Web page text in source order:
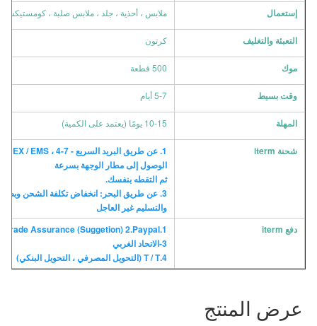
إستعمال ملابس ، أحذية ، جلد ، ملابس صلبة ، كومستيكس ،
التعبئة والتغليف كرتون
موك 500 قطعة
وقت بسيط 5-7 أيام
المهلة 10-15 يومًا (يعتمد على الكمية)
شحنة iterm
الوصول إلى مطار الوجهة بسرعة
ثم التقطه بنفسك.
والتسليم غير العاجل
دفع iterm
1.Alibaba Trade Assurance (Suggetion) 2.Paypal (مع أموالك في أمان ، عملك في أمان)
3-الاتحاد الغربي
4.T / T (التحويل المصرفي ، التحويل البنكي)
عرض المنتج